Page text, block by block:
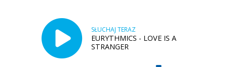
SŁUCHAJ TERAZ
EURYTHMICS - LOVE IS A
STRANGER